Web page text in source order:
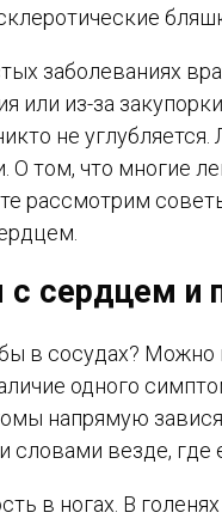
заболеваниях
или из-за
не
О том, что многие
рассмотрим
сердцем и
в сосудах?
одного
напрямую
словами везде, где
в ногах. В